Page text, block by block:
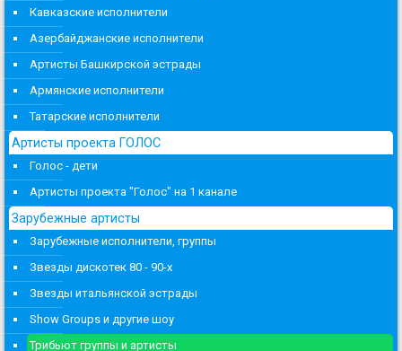
Кавказские исполнители
Азербайджанские исполнители
Артисты Башкирской эстрады
Армянские исполнители
Татарские исполнители
Артисты проекта ГОЛОС
Голос - дети
Артисты проекта "Голос" на 1 канале
Зарубежные артисты
Зарубежные исполнители, группы
Звезды дискотек 80 - 90-х
Звезды итальянской эстрады
Show Groups и другие шоу
Трибьют группы и артисты